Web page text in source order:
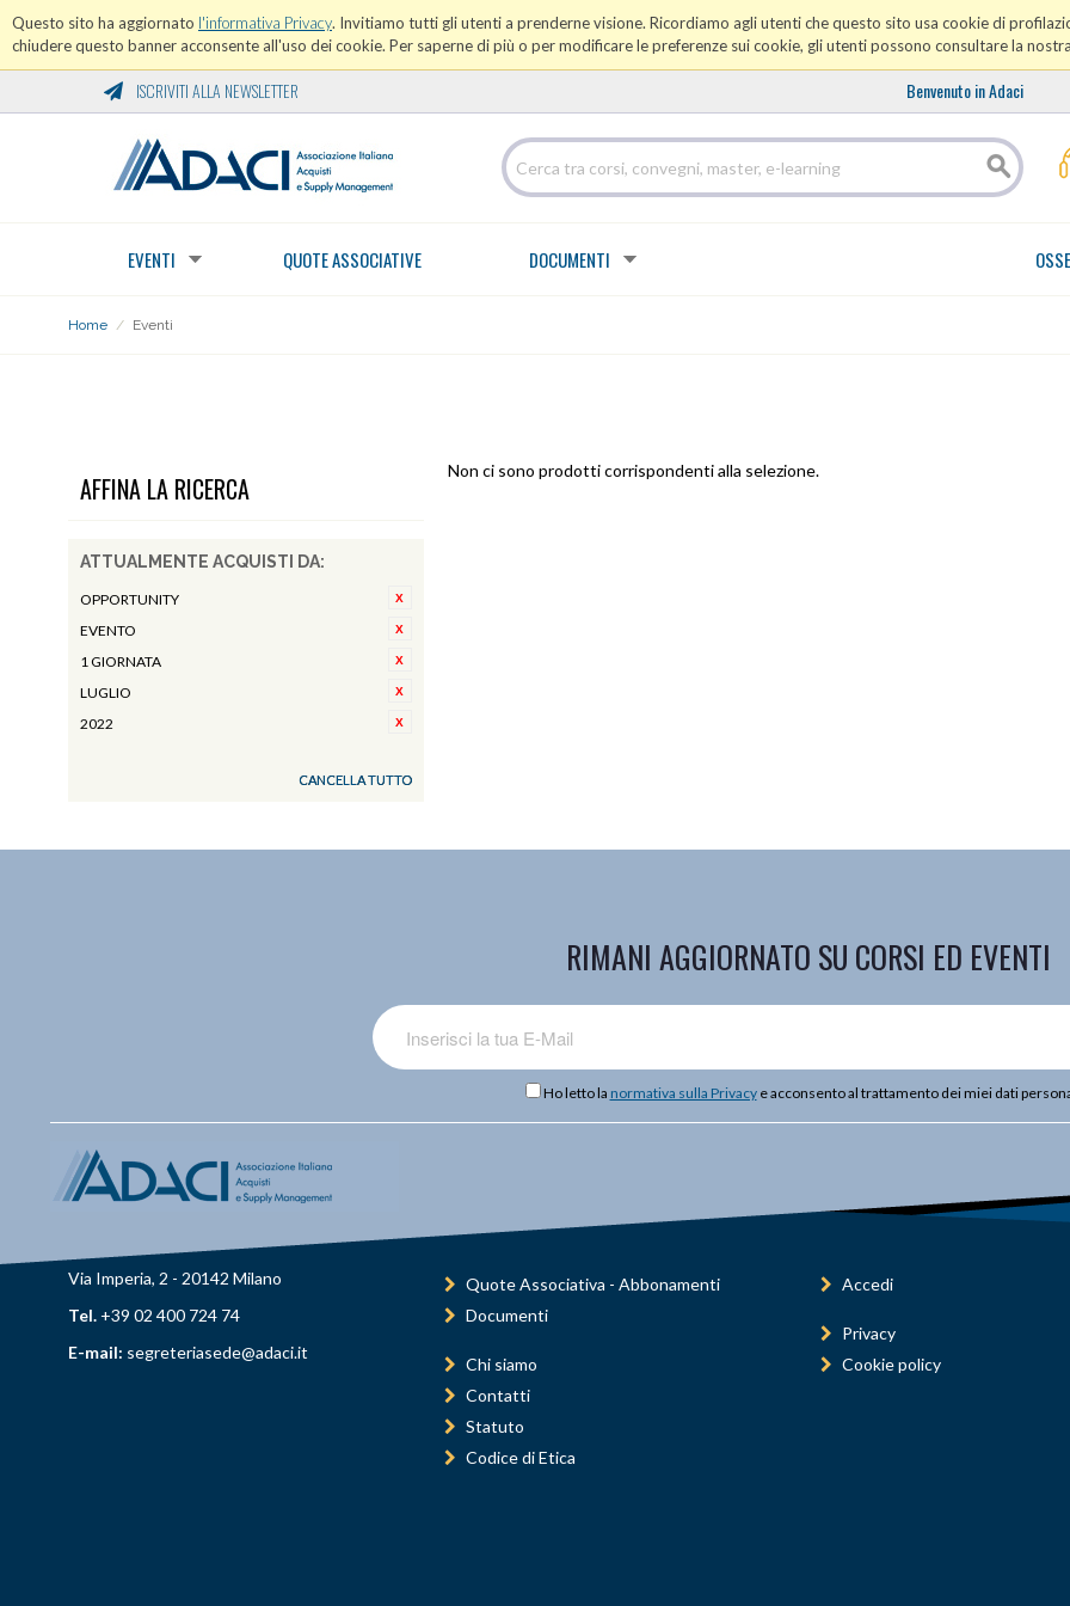
Questo sito ha aggiornato l'informativa Privacy. Invitiamo tutti gli utenti a prenderne visione. Ricordiamo agli utenti che questo sito usa cookie di
chiudere questo banner acconsente all'uso dei cookie. Per saperne di più o per modificare le preferenze sui cookie, gli utenti possono consultare la nostra
ISCRIVITI ALLA NEWSLETTER Benvenuto in Adaci
EVENTI QUOTE ASSOCIATIVE DOCUMENTI
Home / Eventi
AFFINA LA RICERCA
ATTUALMENTE ACQUISTI DA:
OPPORTUNITY
EVENTO
1 GIORNATA
LUGLIO
2022
CANCELLA TUTTO
Non ci sono prodotti corrispondenti alla selezione.
RIMANI AGGIORNATO SU CORSI ED EVENTI
Ho letto la normativa sulla Privacye acconsento al trattamento dei miei dati
Via Imperia, 2 - 20142 Milano
Tel. +39 02 400 724 74
E-mail: segreteriasede@adaci.it
Quote Associativa - Abbonamenti
Documenti
Chi siamo
Contatti
Statuto
Codice di Etica
Accedi
Privacy
Cookie policy